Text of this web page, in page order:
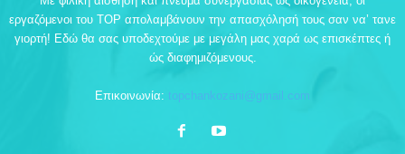
εργαζόμενοι του TOP απολαμβάνουν την απασχόλησή τους σαν να’ τανε
γιορτή! Εδώ θα σας υποδεχτούμε με μεγάλη μας χαρά ως επισκέπτες ή
ώς διαφημιζόμενους.
Επικοινωνία: topchankozani@gmail.com